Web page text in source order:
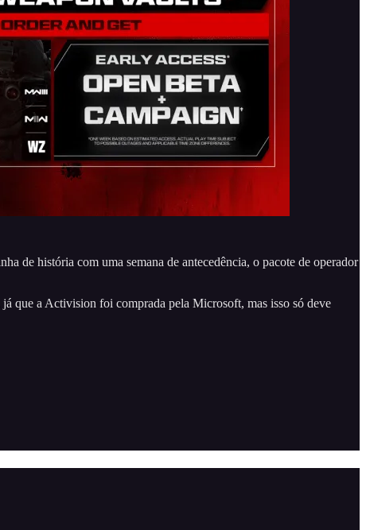
de história com uma semana de antecedência, o pacote de operador
que a Activision foi comprada pela Microsoft, mas isso só deve